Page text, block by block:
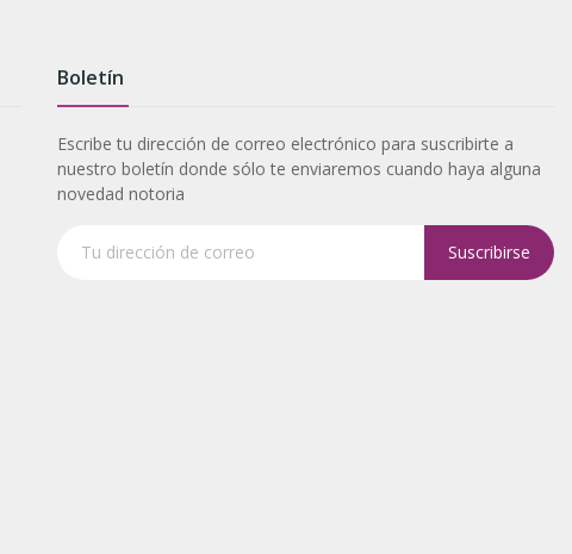
Boletín
Escribe tu dirección de correo electrónico para suscribirte a
nuestro boletín donde sólo te enviaremos cuando haya alguna
novedad notoria
Tu dirección de correo Suscribirse